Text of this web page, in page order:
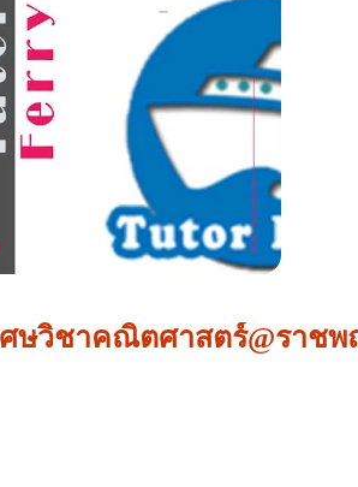
ษวิชาคณิตศาสตร์@ราชพ